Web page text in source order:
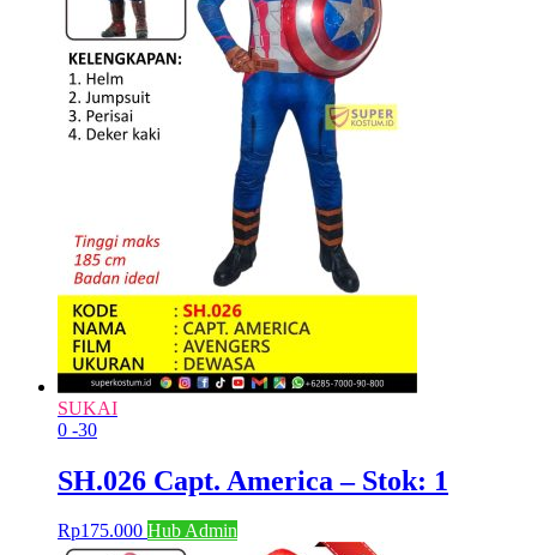
SUKAI
0 -30
SH.026 Capt. America – Stok: 1
Rp175.000 Hub Admin